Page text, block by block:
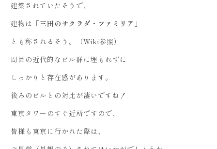
建築されていたそうで、
建物は「三田のサクラダ・ファミリア 」
とも称されるそう。（Wiki参照）
周囲の近代的なビル群に埋もれずに
しっかりと存在感があります。
後ろのビルとの対比が凄いですね！
東京タワーのすぐ近所ですので、
皆様も東京に行かれた際は、